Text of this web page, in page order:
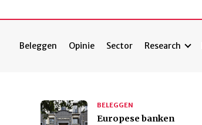
Beleggen Opinie Sector Research
BELEGGEN
Europese banken